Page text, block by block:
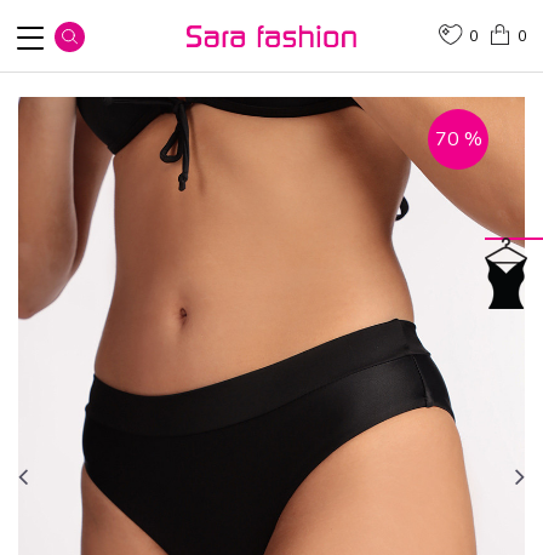
0
0
70 %